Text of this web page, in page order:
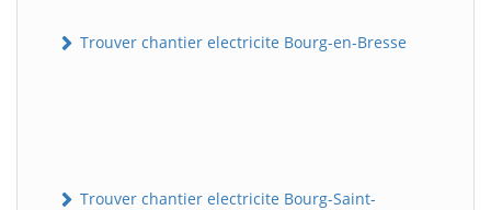
Trouver chantier electricite Bourg-en-Bresse
Trouver chantier electricite Bourg-Saint-